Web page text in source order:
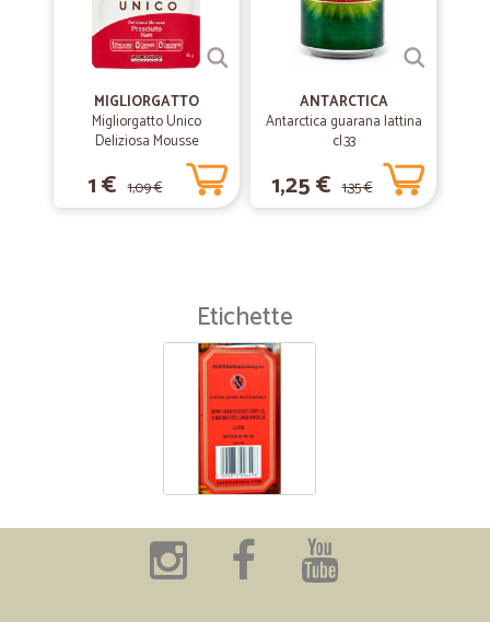
MIGLIORGATTO
Migliorgatto Unico
Deliziosa Mousse
Prosciutto 85 gr.
1 € 1,09 €
ANTARCTICA
Antarctica guarana lattina
cl.33
1,25 € 1,35 €
Etichette